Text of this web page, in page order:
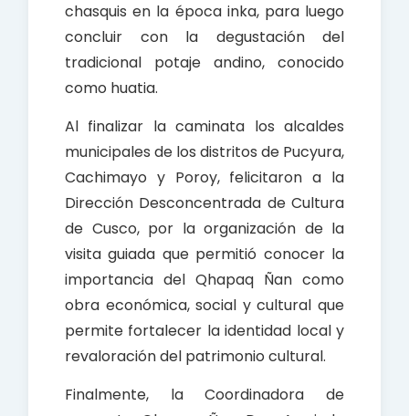
chasquis en la época inka, para luego
concluir con la degustación del
tradicional potaje andino, conocido
como huatia.
Al finalizar la caminata los alcaldes
municipales de los distritos de Pucyura,
Cachimayo y Poroy, felicitaron a la
Dirección Desconcentrada de Cultura
de Cusco, por la organización de la
visita guiada que permitió conocer la
importancia del Qhapaq Ñan como
obra económica, social y cultural que
permite fortalecer la identidad local y
revaloración del patrimonio cultural.
Finalmente, la Coordinadora de